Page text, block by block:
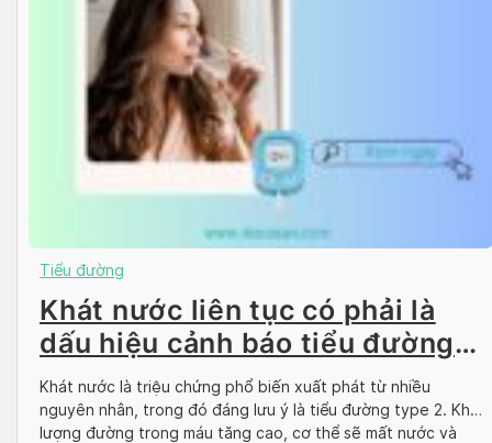
Tiểu đường
Khát nước liên tục có phải là
dấu hiệu cảnh báo tiểu đường
type 2?
Khát nước là triệu chứng phổ biến xuất phát từ nhiều
nguyên nhân, trong đó đáng lưu ý là tiểu đường type 2. Khi
lượng đường trong máu tăng cao, cơ thể sẽ mất nước và